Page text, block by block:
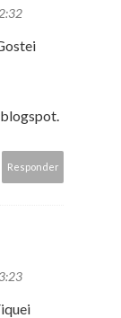
Responder